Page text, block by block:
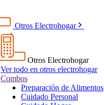
Otros Electrohogar
Otros Electrohogar
Ver todo en otros electrohogar
Combos
Preparación de Alimentos
Cuidado Personal